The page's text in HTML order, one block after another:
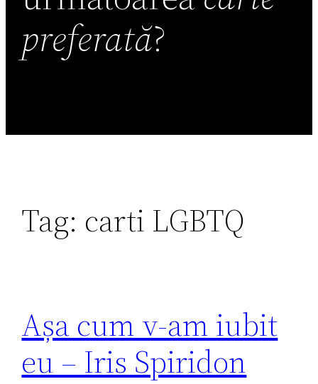
preferată?
Tag: carti LGBTQ
Așa cum v-am iubit
eu – Iris Spiridon